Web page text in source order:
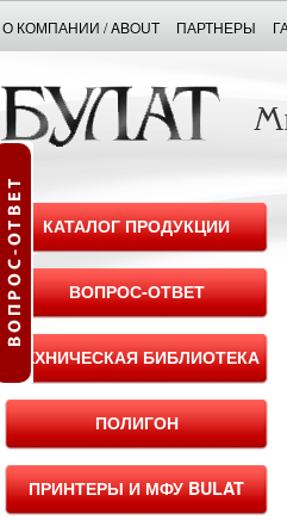
О КОМПАНИИ / ABOUT ПАРТНЕРЫ
КАТАЛОГ ПРОДУКЦИИ
ВОПРОС-ОТВЕТ
ТЕХНИЧЕСКАЯ БИБЛИОТЕКА
ПОЛИГОН
ПРИНТЕРЫ И МФУ BULAT